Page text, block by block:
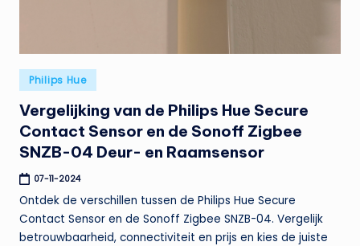
n
tGeplaatst
in
Philips Hue
Vergelijking van de Philips Hue Secure
Contact Sensor en de Sonoff Zigbee
SNZB-04 Deur- en Raamsensor
07-11-2024
Ontdek de verschillen tussen de Philips Hue Secure
Contact Sensor en de Sonoff Zigbee SNZB-04. Vergelijk
betrouwbaarheid, connectiviteit en prijs en kies de juiste